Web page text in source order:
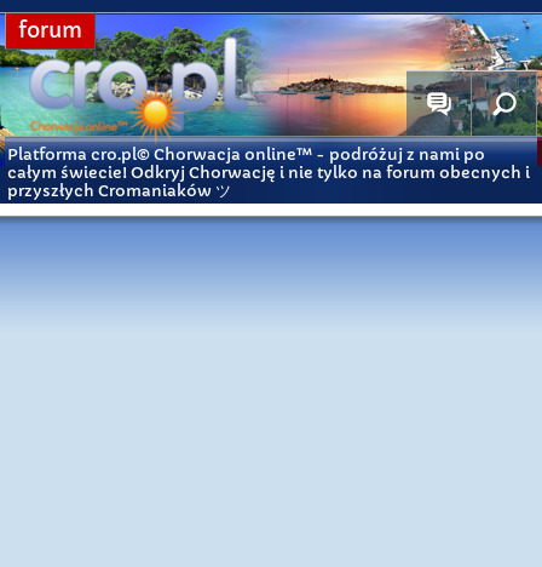
forum
Platforma cro.pl© Chorwacja online™ - podróżuj z nami po
całym świecie! Odkryj Chorwację i nie tylko na forum obecnych i
przyszłych Cromaniaków ツ